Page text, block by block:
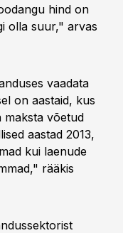
hind on
olla suur," arvas
vaadata
on aastaid, kus
maksta võetud
aastad 2013,
kui laenude
rääkis